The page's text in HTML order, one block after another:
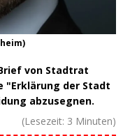
von Stadtrat
"Erklärung der Stadt
abzusegnen.
(Lesezeit: 3 Minuten)